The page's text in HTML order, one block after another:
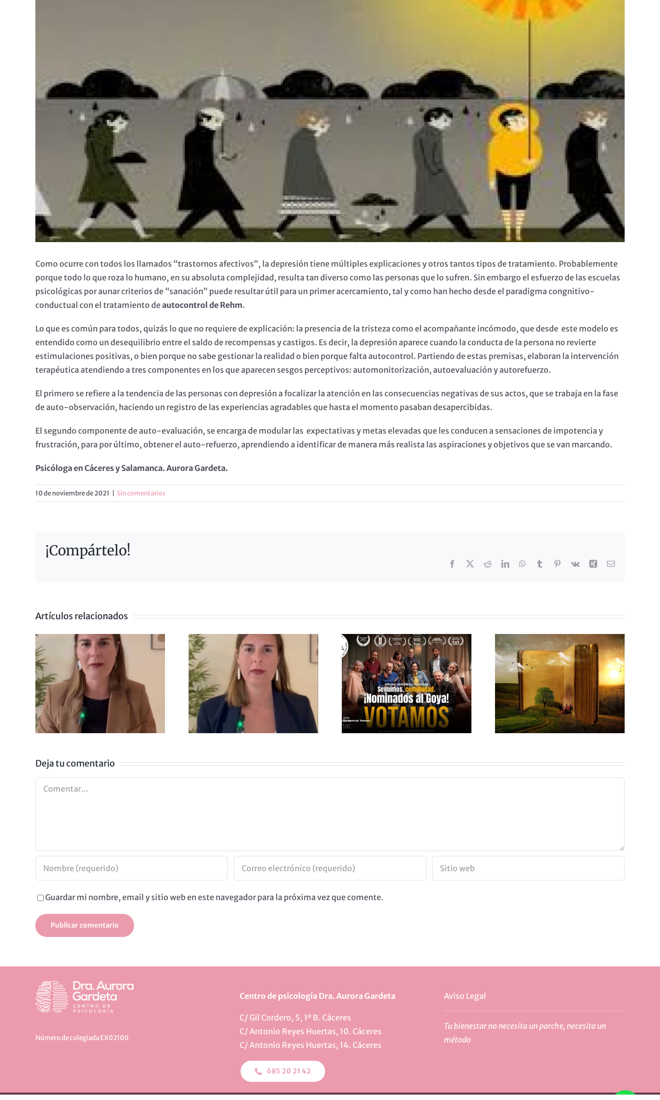
Como ocurre con todos los llamados “trastornos afectivos”, la depresión tiene múltiples explicaciones y otros tantos tipos de tratamiento. Probablemente
porque todo lo que roza lo humano, en su absoluta complejidad, resulta tan diverso como las personas que lo sufren. Sin embargo el esfuerzo de las escuelas
psicológicas por aunar criterios de “sanación” puede resultar útil para un primer acercamiento, tal y como han hecho desde el paradigma congnitivo-
conductual con el tratamiento deautocontrol de Rehm.
Lo que es común para todos, quizás lo que no requiere de explicación: la presencia de la tristeza como el acompañante incómodo, que desde este modelo es
entendido como un desequilibrio entre el saldo de recompensas y castigos. Es decir, la depresión aparece cuando la conducta de la persona no revierte
estimulaciones positivas, o bien porque no sabe gestionar la realidad o bien porque falta autocontrol. Partiendo de estas premisas, elaboran la intervención
terapéutica atendiendo a tres componentes en los que aparecen sesgos perceptivos: automonitorización, autoevaluación y autorefuerzo.
El primero se refiere a la tendencia de las personas con depresión a focalizar la atención en las consecuencias negativas de sus actos, que se trabaja en la fase
de auto-observación, haciendo un registro de las experiencias agradables que hasta el momento pasaban desapercibidas.
El segundo componente de auto-evaluación, se encarga de modular las expectativas y metas elevadas que les conducen a sensaciones de impotencia y
frustración, para por último, obtener el auto-refuerzo, aprendiendo a identificar de manera más realista las aspiraciones y objetivos que se van marcando.
Psicóloga en Cáceres y Salamanca. Aurora Gardeta.
10 de noviembre de 2021 Sin comentarios
¡Compártelo!
Facebook RedditLinkedInWhatsApp
Tumblr Pinterest
Vk Xing Correo
Artículos relacionados
LA ANSIEDAD
NO EXISTE
VOTAMOS, EL
CORTOMETRAJE
NOMINADO A
LOS GOYA
ÉCHALE UN
PAR DE FRESAS
A TU VIDA
COMPRENDIENDO
LA TRISTEZA
Deja tu comentario
Comentar
Guardar mi nombre, email y sitio web en este navegador para la próxima vez que comente.
Número de colegiada EX02100
Centro de psicología Dra. Aurora Gardeta
C/ Gil Cordero, 5, 1º B. Cáceres
C/ Antonio Reyes Huertas, 10. Cáceres
C/ Antonio Reyes Huertas, 14. Cáceres
685 20 21 42
Aviso Legal
Tu bienestar no necesita un parche, necesita un
método